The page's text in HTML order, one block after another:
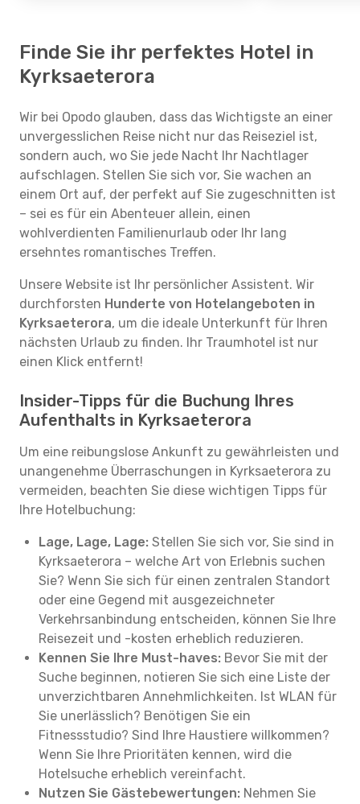
Finde Sie ihr perfektes Hotel in
Kyrksaeterora
Wir bei Opodo glauben, dass das Wichtigste an einer
unvergesslichen Reise nicht nur das Reiseziel ist,
sondern auch, wo Sie jede Nacht Ihr Nachtlager
aufschlagen. Stellen Sie sich vor, Sie wachen an
einem Ort auf, der perfekt auf Sie zugeschnitten ist
– sei es für ein Abenteuer allein, einen
wohlverdienten Familienurlaub oder Ihr lang
ersehntes romantisches Treffen.
Unsere Website ist Ihr persönlicher Assistent. Wir
durchforsten Hunderte von Hotelangeboten in
Kyrksaeterora, um die ideale Unterkunft für Ihren
nächsten Urlaub zu finden. Ihr Traumhotel ist nur
einen Klick entfernt!
Insider-Tipps für die Buchung Ihres
Aufenthalts in Kyrksaeterora
Um eine reibungslose Ankunft zu gewährleisten und
unangenehme Überraschungen in Kyrksaeterora zu
vermeiden, beachten Sie diese wichtigen Tipps für
Ihre Hotelbuchung:
Lage, Lage, Lage: Stellen Sie sich vor, Sie sind in
Kyrksaeterora – welche Art von Erlebnis suchen
Sie? Wenn Sie sich für einen zentralen Standort
oder eine Gegend mit ausgezeichneter
Verkehrsanbindung entscheiden, können Sie Ihre
Reisezeit und -kosten erheblich reduzieren.
Kennen Sie Ihre Must-haves: Bevor Sie mit der
Suche beginnen, notieren Sie sich eine Liste der
unverzichtbaren Annehmlichkeiten. Ist WLAN für
Sie unerlässlich? Benötigen Sie ein
Fitnessstudio? Sind Ihre Haustiere willkommen?
Wenn Sie Ihre Prioritäten kennen, wird die
Hotelsuche erheblich vereinfacht.
Nutzen Sie Gästebewertungen: Nehmen Sie